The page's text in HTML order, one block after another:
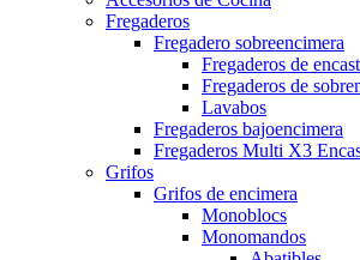
Fregaderos
Fregadero sobreencimera
Fregaderos de
Fregaderos de
Lavabos
Fregaderos bajoencimera
Fregaderos Multi X3
Grifos
Grifos de encimera
Monoblocs
Monomandos